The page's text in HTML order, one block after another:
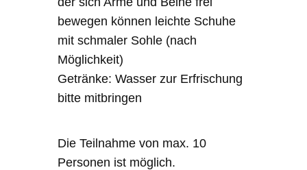
bewegen können leichte Schuhe
mit schmaler Sohle (nach
Möglichkeit)
Getränke: Wasser zur Erfrischung
bitte mitbringen
Die Teilnahme von max. 10
Personen ist möglich.